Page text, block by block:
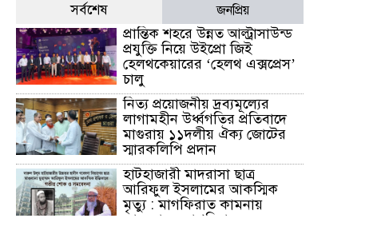
সর্বশেষ জনপ্রিয়
প্রান্তিক শহরে উন্নত আল্ট্রাসাউন্ড
প্রযুক্তি নিয়ে উইপ্রো জিই
হেলথকেয়ারের ‘হেলথ এক্সপ্রেস’
চালু
নিত্য প্রয়োজনীয় দ্রব্যমূল্যের
লাগামহীন উর্ধ্বগতির প্রতিবাদে
মাগুরায় ১১দলীয় ঐক্য জোটের
স্মারকলিপি প্রদান
হাটহাজারী মাদরাসা ছাত্র
আরিফুল ইসলামের আকস্মিক
মৃত্যু : মাগফিরাত কামনায়
জামেয়ার মহাপরিচালক